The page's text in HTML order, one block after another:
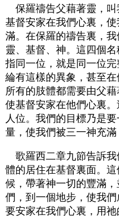
保羅禱告父藉著靈，
基督安家在我們心裏，
滿。在保羅的禱告裏，我
靈、基督、神。這四個
指同一位，就是同一位
綸有這樣的異象，甚至在
所有的肢體都需要由父
使基督安家在他們心裏
人位。我們的目標乃是
量，使我們被三一神充滿
歌羅西二章九節告訴
體的居住在基督裏面。
候，帶著神一切的豐滿
們，到一個地步，使我
要安家在我們心裏，用